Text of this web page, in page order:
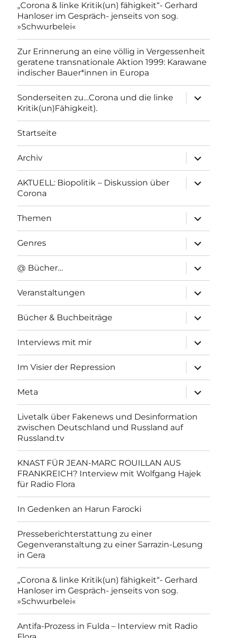
„Corona & linke Kritik(un) fähigkeit“- Gerhard
Hanloser im Gespräch- jenseits von sog.
»Schwurbelei«
Zur Erinnerung an eine völlig in Vergessenheit
geratene transnationale Aktion 1999: Karawane
indischer Bauer*innen in Europa
Sonderseiten zu…Corona und die linke
Kritik(un)Fähigkeit).
anzeigen
Startseite
Archiv
anzeigen
AKTUELL: Biopolitik – Diskussion über
Corona
anzeigen
Themen
anzeigen
Genres
anzeigen
@ Bücher…
anzeigen
Veranstaltungen
anzeigen
Bücher & Buchbeiträge
anzeigen
Interviews mit mir
anzeigen
Im Visier der Repression
anzeigen
Meta
anzeigen
Livetalk über Fakenews und Desinformation
zwischen Deutschland und Russland auf
Russland.tv
KNAST FÜR JEAN-MARC ROUILLAN AUS
FRANKREICH? Interview mit Wolfgang Hajek
für Radio Flora
In Gedenken an Harun Farocki
Presseberichterstattung zu einer
Gegenveranstaltung zu einer Sarrazin-Lesung
in Gera
„Corona & linke Kritik(un) fähigkeit“- Gerhard
Hanloser im Gespräch- jenseits von sog.
»Schwurbelei«
Antifa-Prozess in Fulda – Interview mit Radio